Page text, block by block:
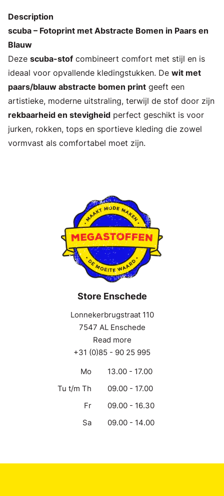
Description
scuba – Fotoprint met Abstracte Bomen in Paars en
Blauw
Deze scuba-stof combineert comfort met stijl en is
ideaal voor opvallende kledingstukken. De wit met
paars/blauw abstracte bomen print geeft een
artistieke, moderne uitstraling, terwijl de stof door zijn
rekbaarheid en stevigheid perfect geschikt is voor
jurken, rokken, tops en sportieve kleding die zowel
vormvast als comfortabel moet zijn.
Store Enschede
Lonnekerbrugstraat 110
7547 AL Enschede
Read more
+31 (0)85 - 90 25 995
Mo
13.00 - 17.00
Tu t/m Th
09.00 - 17.00
Fr
09.00 - 16.30
Sa
09.00 - 14.00